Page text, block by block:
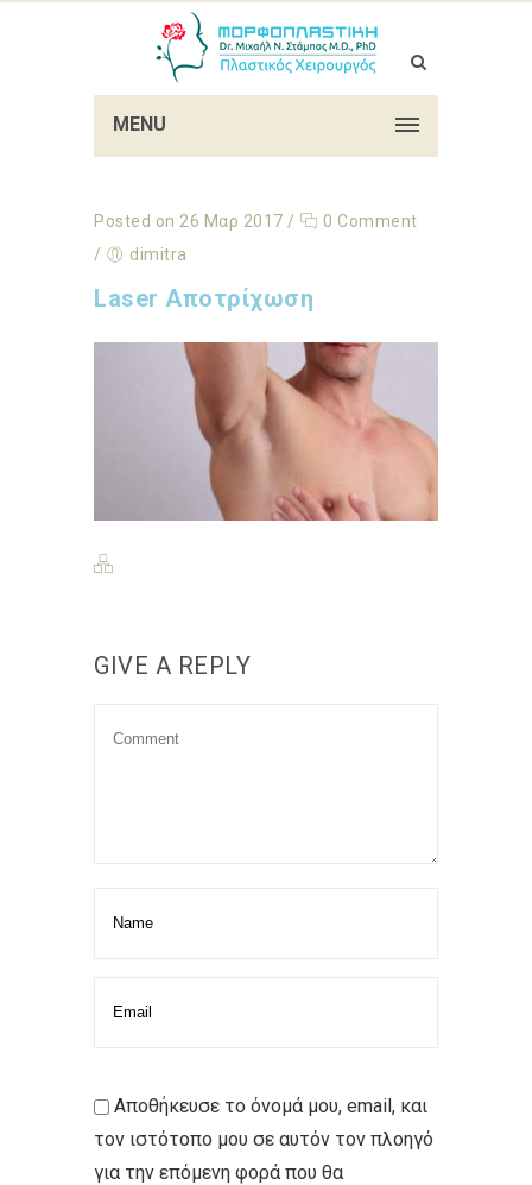
MENU
Posted on 26 Μαρ 2017 /
0 Comment
/
dimitra
Laser Αποτρίχωση
GIVE A REPLY
Αποθήκευσε το όνομά μου, email, και
τον ιστότοπο μου σε αυτόν τον πλοηγό
για την επόμενη φορά που θα